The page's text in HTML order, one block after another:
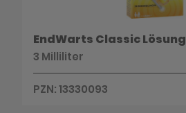
EndWarts Classic Lösung
3 Milliliter
PZN: 13330093